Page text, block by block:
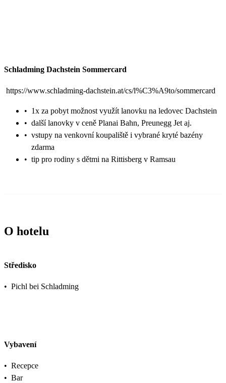
Schladming Dachstein Sommercard
https://www.schladming-dachstein.at/cs/l%C3%A9to/sommercard
• 1x za pobyt možnost využít lanovku na ledovec Dachstein
• další lanovky v ceně Planai Bahn, Preunegg Jet aj.
• vstupy na venkovní koupaliště i vybrané kryté bazény
zdarma
• tip pro rodiny s dětmi na Rittisberg v Ramsau
O hotelu
Středisko
• Pichl bei Schladming
Vybavení
• Recepce
• Bar